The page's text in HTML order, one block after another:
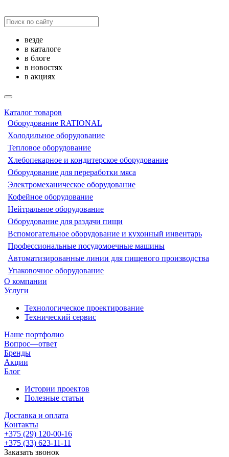
везде
в каталоге
в блоге
в новостях
в акциях
Каталог товаров
Оборудование RATIONAL
Холодильное оборудование
Тепловое оборудование
Хлебопекарное и кондитерское оборудование
Оборудование для переработки мяса
Электромеханическое оборудование
Кофейное оборудование
Нейтральное оборудование
Оборудование для раздачи пищи
Вспомогательное оборудование и кухонный инвентарь
Профессиональные посудомоечные машины
Автоматизированные линии для пищевого производства
Упаковочное оборудование
О компании
Услуги
Технологическое проектирование
Технический сервис
Наше портфолио
Вопрос—ответ
Бренды
Акции
Блог
Истории проектов
Полезные статьи
Доставка и оплата
Контакты
+375 (29) 120-00-16
+375 (33) 623-11-11
Заказать звонок